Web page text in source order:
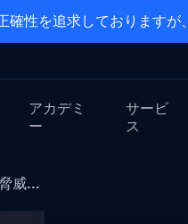
性を追求しておりますが
アカデミ
ー
サービ
ス
威...